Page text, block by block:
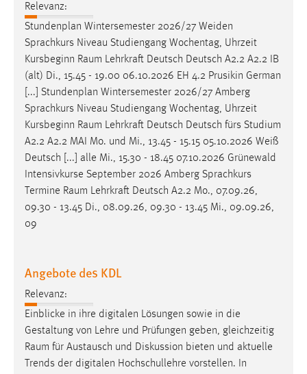
Relevanz:
Stundenplan Wintersemester 2026/27 Weiden
Sprachkurs Niveau Studiengang Wochentag, Uhrzeit
Kursbeginn Raum Lehrkraft Deutsch Deutsch A2.2 A2.2 IB
(alt) Di., 15.45 - 19.00 06.10.2026 EH 4.2 Prusikin German
[...] Stundenplan Wintersemester 2026/27 Amberg
Sprachkurs Niveau Studiengang Wochentag, Uhrzeit
Kursbeginn Raum Lehrkraft Deutsch Deutsch fürs Studium
A2.2 A2.2 MAI Mo. und Mi., 13.45 - 15.15 05.10.2026 Weiß
Deutsch [...] alle Mi., 15.30 - 18.45 07.10.2026 Grünewald
Intensivkurse September 2026 Amberg Sprachkurs
Termine Raum Lehrkraft Deutsch A2.2 Mo., 07.09.26,
09.30 - 13.45 Di., 08.09.26, 09.30 - 13.45 Mi., 09.09.26,
09
Angebote des KDL
Relevanz:
Einblicke in ihre digitalen Lösungen sowie in die
Gestaltung von Lehre und Prüfungen geben, gleichzeitig
Raum für Austausch und Diskussion bieten und aktuelle
Trends der digitalen Hochschullehre vorstellen. In